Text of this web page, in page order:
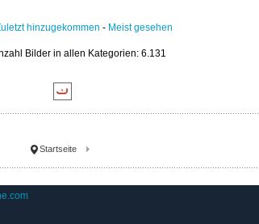
hinzugekommen - Meist gesehen
Bilder in allen Kategorien: 6.131
Startseite